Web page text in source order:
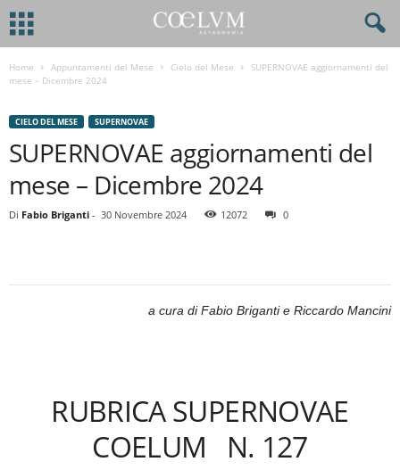
Home Appuntamenti del Mese Cielo del Mese
SUPERNOVAE aggiornamenti del
mese – Dicembre 2024
CIELO DEL MESE SUPERNOVAE
SUPERNOVAE aggiornamenti del
mese – Dicembre 2024
Di Fabio Briganti - 30 Novembre 2024 12072 0
a cura di Fabio Briganti e Riccardo Mancini
RUBRICA SUPERNOVAE
COELUM N. 127